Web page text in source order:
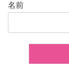
名前